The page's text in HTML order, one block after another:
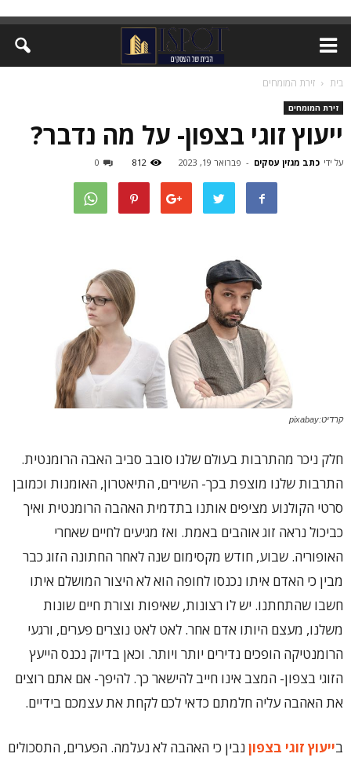
בית זירת המומחים
זירת המומחים
ייעוץ זוגי בצפון- על מה נדבר?
על ידי כתב מגזין עסקים - פברואר 19, 2023 812
0
קרדיט:pixabay
חלק ניכר מהתרבות בעולם שלנו סובב סביב האבה הרומנטית.
התרבות שלנו מוצפת בכך- השירים, התיאטרון, האומנות וכמובן
סרטי הקולנוע מציפים אותנו בתדמית האהבה הרומנטית ואיך
כביכול נראה זוג אוהבים באמת. ואז מגיעים לחיים שאחרי
האופוריה. שבוע, חודש מקסימום שנה לאחר החתונה הזוג כבר
מבין כי האדם איתו נכנסו לחופה הוא לא היצור המושלם איתו
חשבו שהתחתנו. יש לו רצונות, שאיפות וצורת חיים שונות
משלנו, מעצם היותו אדם אחר. לאט לאט נוצרים פערים, ורגעי
הרומנטיקה הופכים נדירים יותר ויותר. וכאן בדיוק נכנס הייעץ
הזוגי בצפון- המצב אינו חייב להישאר כך. להיפך- אם אתם רוצים
את האהבה עליה חלמתם כדאי לכם לקחת את עצמכם בידיים.
בייעוץ זוגי בצפוןנבין כי האהבה לא נעלמה. הפערים, התסכולים